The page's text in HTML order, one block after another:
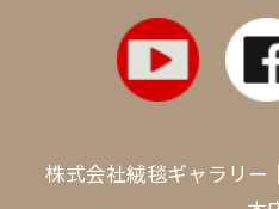
株式会社絨毯ギャラリー